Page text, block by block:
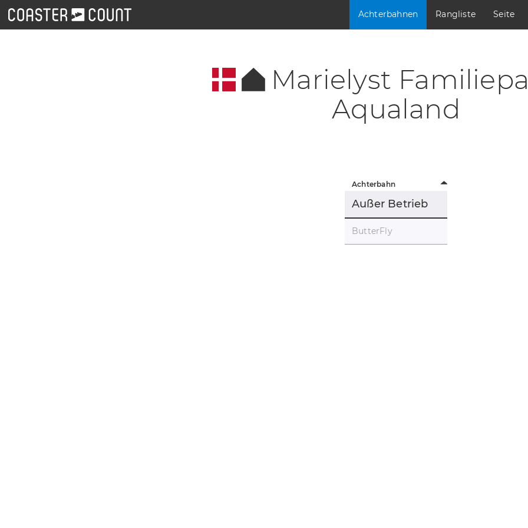
Achterbahnen Rangliste Seite
Marielyst
Aqualand
Achterbahn
Außer Betrieb
ButterFly